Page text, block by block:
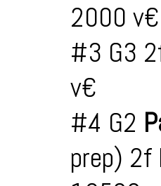
2000 v€
#3 G3
v€
#4 G2
prep)